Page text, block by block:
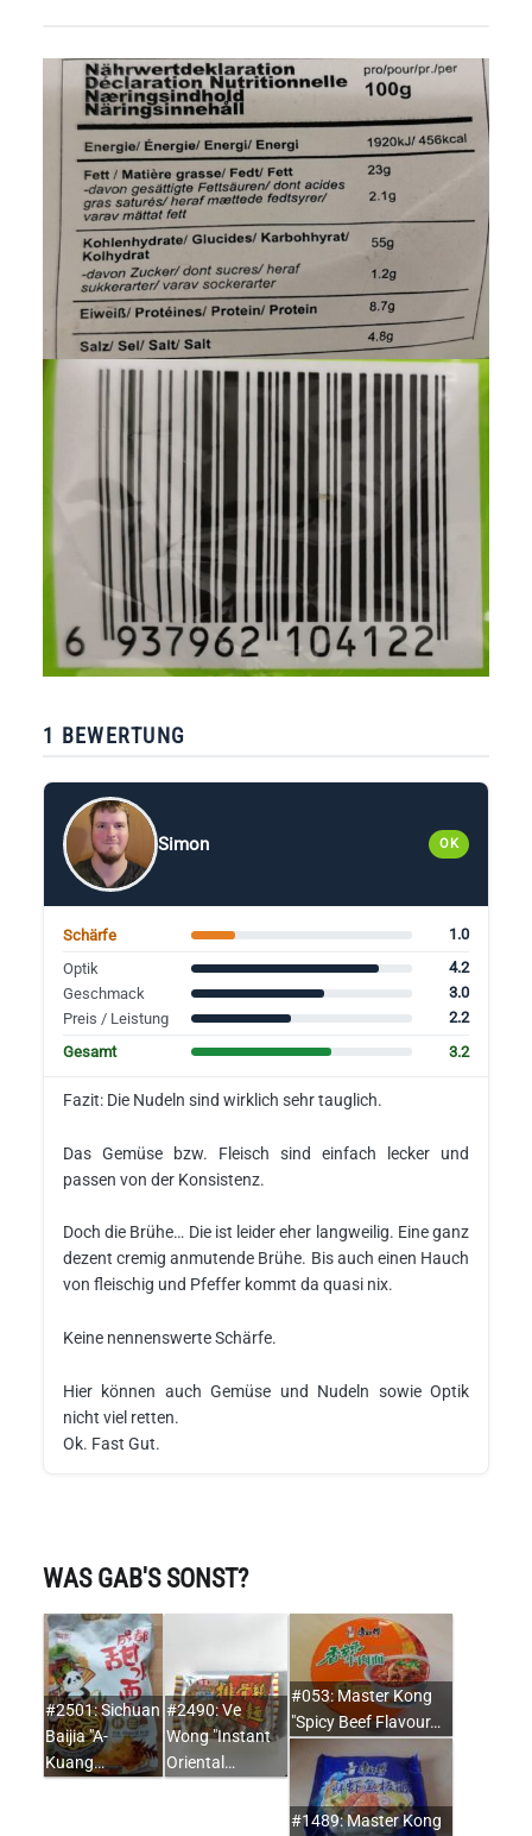
1 BEWERTUNG
Simon OK
Schärfe
1.0
Optik
4.2
Geschmack
3.0
Preis / Leistung
2.2
Gesamt
3.2
Fazit: Die Nudeln sind wirklich sehr tauglich.
Das Gemüse bzw. Fleisch sind einfach lecker und
passen von der Konsistenz.
Doch die Brühe… Die ist leider eher langweilig. Eine ganz
dezent cremig anmutende Brühe. Bis auch einen Hauch
von fleischig und Pfeffer kommt da quasi nix.
Keine nennenswerte Schärfe.
Hier können auch Gemüse und Nudeln sowie Optik
nicht viel retten.
Ok. Fast Gut.
WAS GAB'S SONST?
#2501: Sichuan
Baijia "A-
Kuang…
#2490: Ve
Wong "Instant
Oriental…
#053: Master Kong
"Spicy Beef Flavour…
#1489: Master Kong